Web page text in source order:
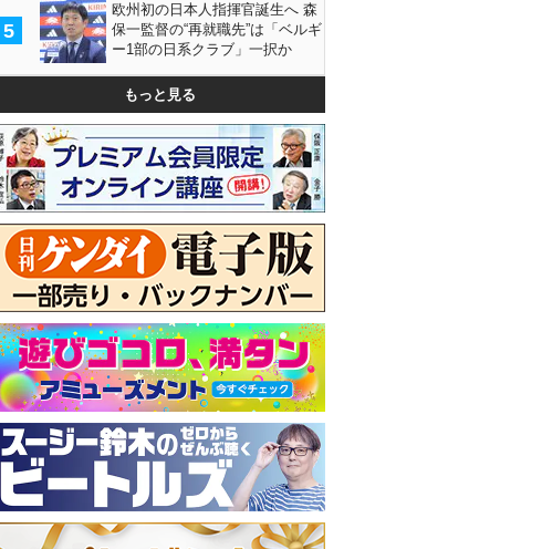
5
欧州初の日本人指揮官誕生へ 森
保一監督の“再就職先”は「ベルギ
ー1部の日系クラブ」一択か
もっと見る